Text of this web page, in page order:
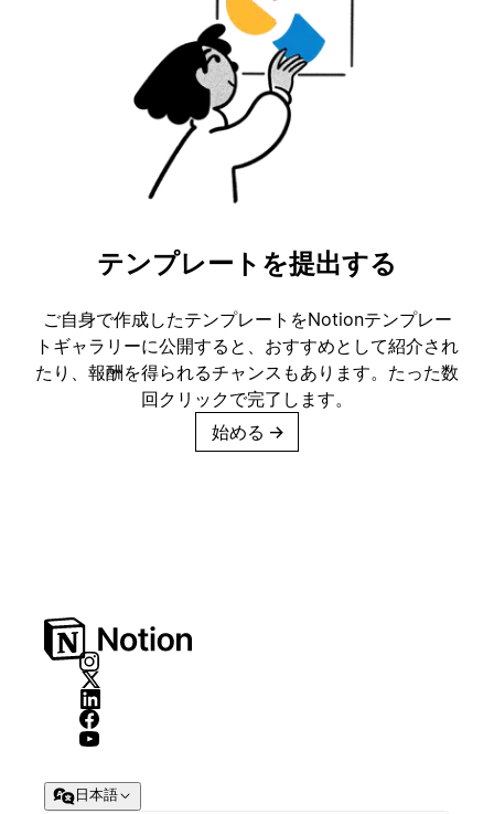
テンプレートを提出する
ご自身で作成したテンプレートをNotionテンプレー
トギャラリーに公開すると、おすすめとして紹介され
たり、報酬を得られるチャンスもあります。たった数
回クリックで完了します。
始める →
日本語